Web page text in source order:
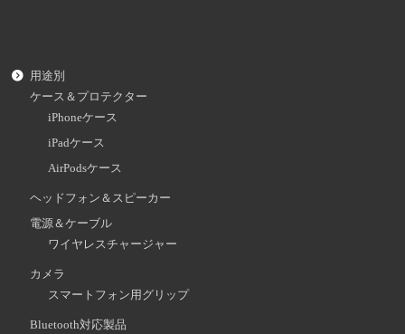
用途別
ケース＆プロテクター
iPhoneケース
iPadケース
AirPodsケース
ヘッドフォン＆スピーカー
電源＆ケーブル
ワイヤレスチャージャー
カメラ
スマートフォン用グリップ
Bluetooth対応製品